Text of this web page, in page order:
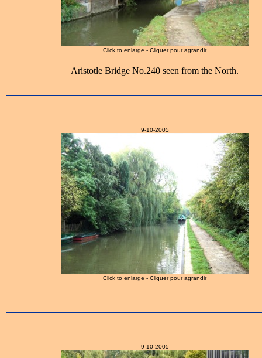
Click to enlarge - Cliquer pour agrandir
Aristotle Bridge No.240 seen from the North.
9-10-2005
Click to enlarge - Cliquer pour agrandir
9-10-2005